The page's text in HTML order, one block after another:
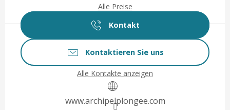
Alle Preise
Kontakt
Kontaktieren Sie uns
Alle Kontakte anzeigen
www.archipelplongee.com